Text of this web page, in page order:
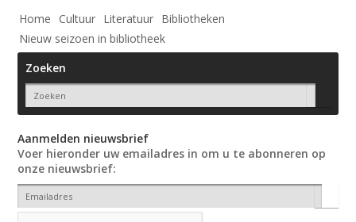
Home
Cultuur Literatuur Bibliotheken
Nieuw seizoen in bibliotheek
Zoeken
Aanmelden nieuwsbrief
Voer hieronder uw emailadres in om u te abonneren op
onze nieuwsbrief: